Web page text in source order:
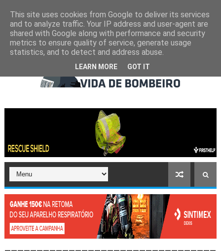
This site uses cookies from Google to deliver its services
and to analyze traffic. Your IP address and user-agent are
shared with Google along with performance and security
metrics to ensure quality of service, generate usage
statistics, and to detect and address abuse.
LEARN MORE GOT IT